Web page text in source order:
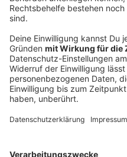
SUMMER BREEZE Open
verschoben
Wir hatten trotz allem
offiziell: Das SUMMER
nächstes Jahr und haben